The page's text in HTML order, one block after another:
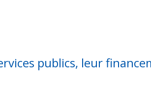
publics, leur